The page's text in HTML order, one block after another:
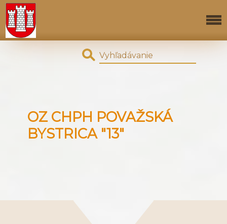
OZ CHPH POVAŽSKÁ
BYSTRICA "13"